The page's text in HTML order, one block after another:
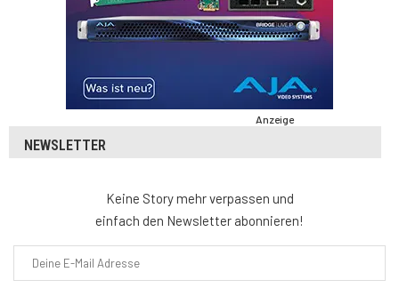
Anzeige
NEWSLETTER
Keine Story mehr verpassen und
einfach den Newsletter abonnieren!